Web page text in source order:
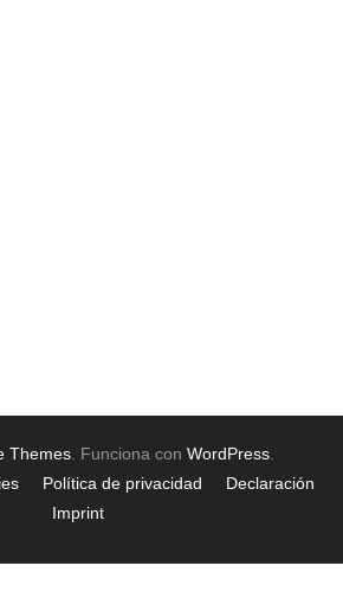
Themes. Funciona con WordPress.
Política de privacidad
Declaración
Imprint